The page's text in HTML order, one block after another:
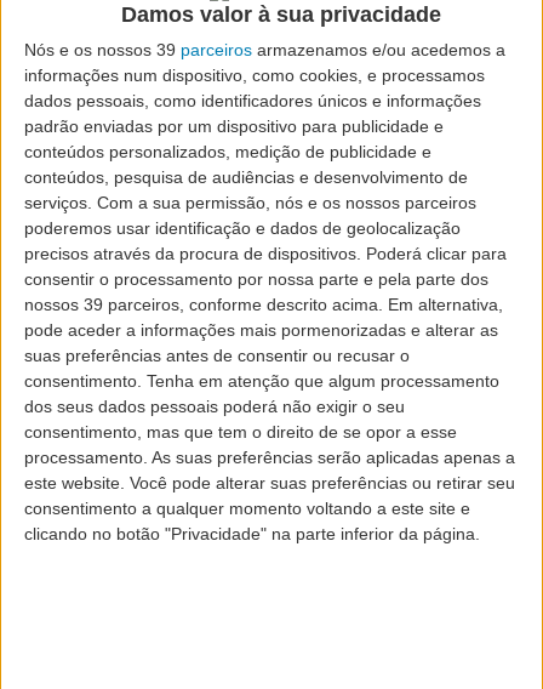
Damos valor à sua privacidade
Nós e os nossos 39 parceiros armazenamos e/ou acedemos a
informações num dispositivo, como cookies, e processamos
dados pessoais, como identificadores únicos e informações
padrão enviadas por um dispositivo para publicidade e
conteúdos personalizados, medição de publicidade e
conteúdos, pesquisa de audiências e desenvolvimento de
serviços. Com a sua permissão, nós e os nossos parceiros
poderemos usar identificação e dados de geolocalização
precisos através da procura de dispositivos. Poderá clicar para
consentir o processamento por nossa parte e pela parte dos
nossos 39 parceiros, conforme descrito acima. Em alternativa,
pode aceder a informações mais pormenorizadas e alterar as
suas preferências antes de consentir ou recusar o
consentimento. Tenha em atenção que algum processamento
dos seus dados pessoais poderá não exigir o seu
consentimento, mas que tem o direito de se opor a esse
processamento. As suas preferências serão aplicadas apenas a
este website. Você pode alterar suas preferências ou retirar seu
consentimento a qualquer momento voltando a este site e
clicando no botão "Privacidade" na parte inferior da página.
Handling@sata.pt
Expandir todos
Flight Info
Aircraft
Registration
No. of Crew